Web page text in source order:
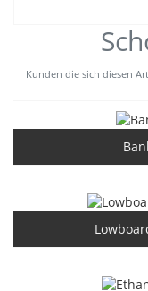
Kunden die sich diesen